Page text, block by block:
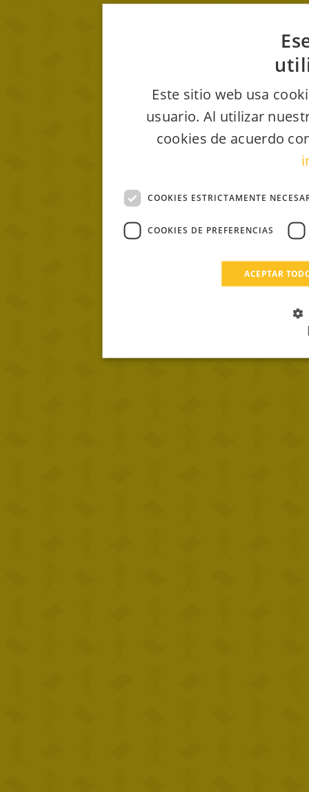
Este sitio web usa
usuario. Al utilizar
cookies de acuerdo
COOKIES ESTRICTAMENTE
COOKIES DE PREFERENCIAS
ACEPTAR